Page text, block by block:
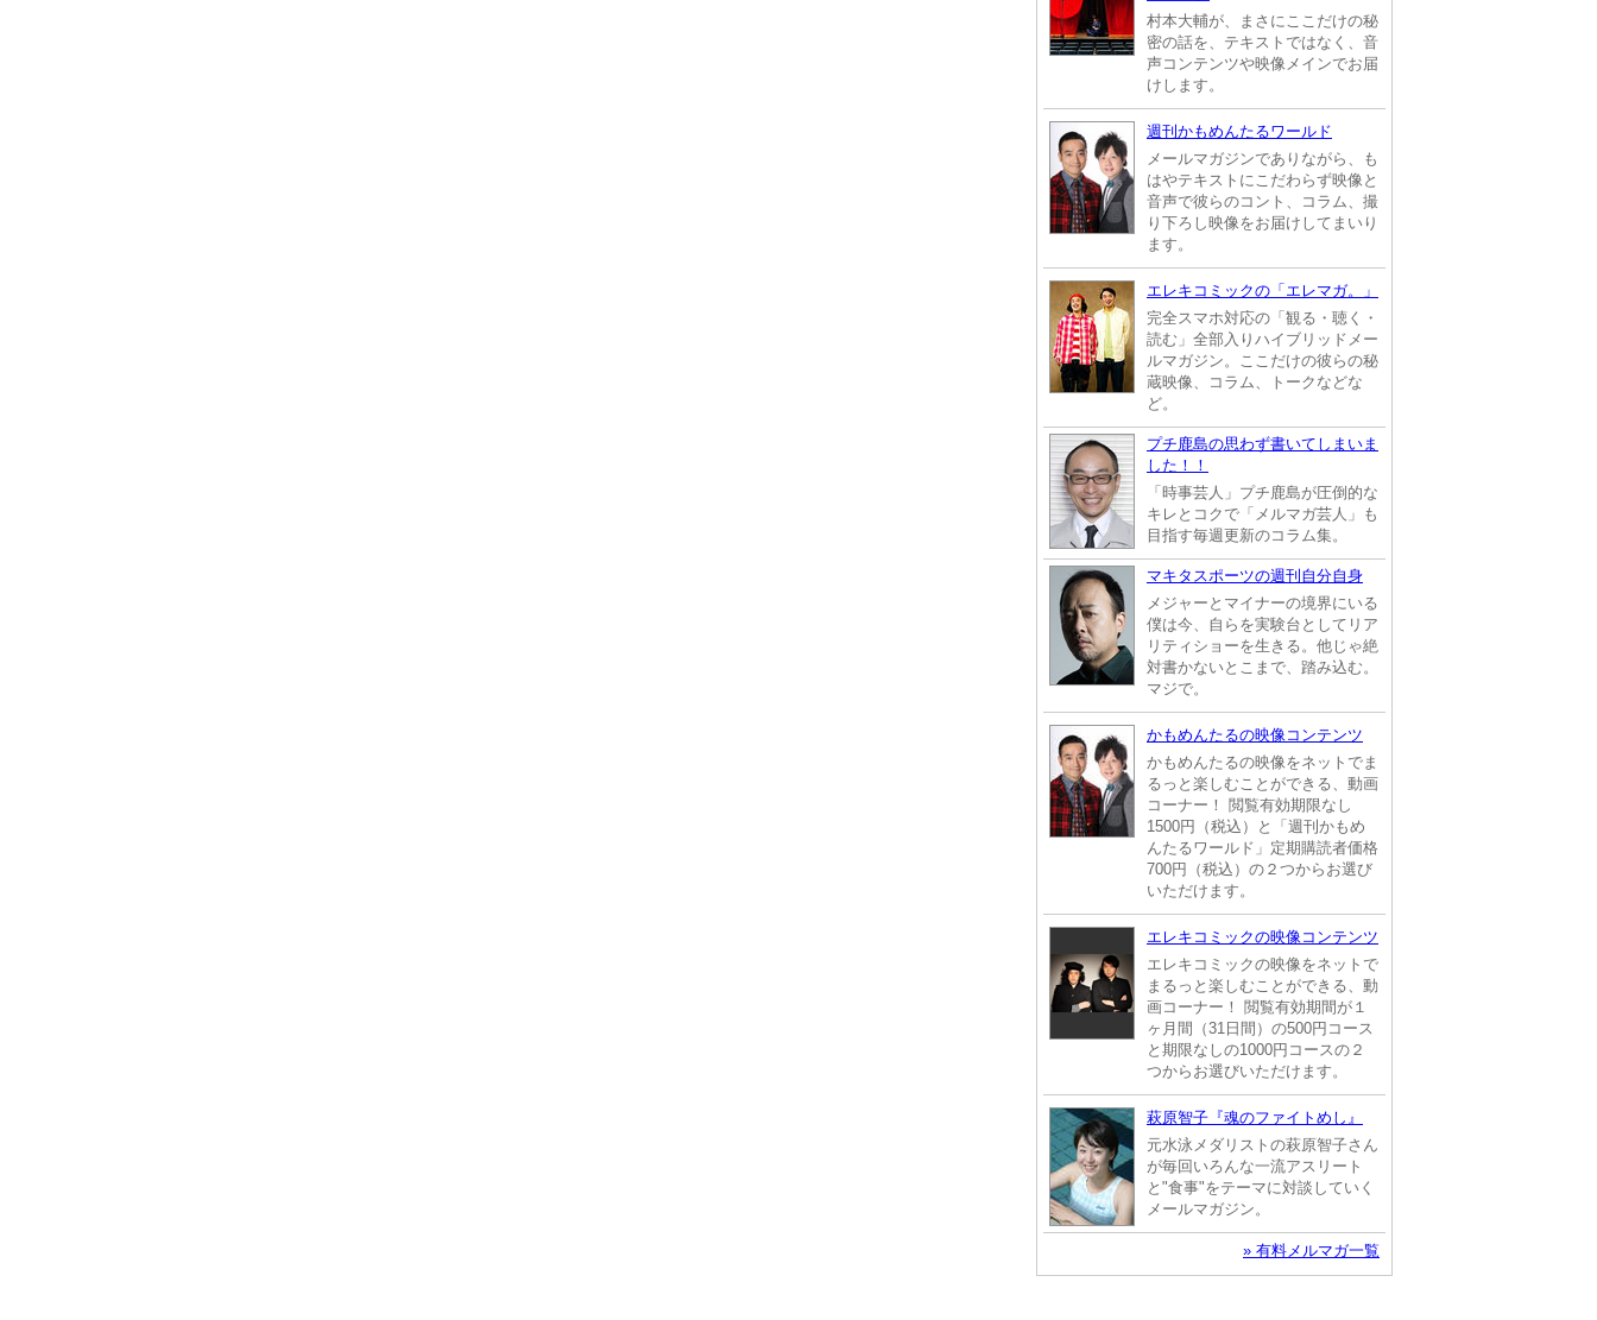
村本大輔が、まさにここだけの秘
密の話を、テキストではなく、音
声コンテンツや映像メインでお届
けします。
週刊かもめんたるワールド
メールマガジンでありながら、も
はやテキストにこだわらず映像と
音声で彼らのコント、コラム、撮
り下ろし映像をお届けしてまいり
ます。
エレキコミックの「エレマガ。」
完全スマホ対応の「観る・聴く・
読む」全部入りハイブリッドメー
ルマガジン。ここだけの彼らの秘
蔵映像、コラム、トークなどな
ど。
プチ鹿島の思わず書いてしまいま
した！！
「時事芸人」プチ鹿島が圧倒的な
キレとコクで「メルマガ芸人」も
目指す毎週更新のコラム集。
マキタスポーツの週刊自分自身
メジャーとマイナーの境界にいる
僕は今、自らを実験台としてリア
リティショーを生きる。他じゃ絶
対書かないとこまで、踏み込む。
マジで。
かもめんたるの映像コンテンツ
かもめんたるの映像をネットでま
るっと楽しむことができる、動画
コーナー！ 閲覧有効期限なし
1500円（税込）と「週刊かもめ
んたるワールド」定期購読者価格
700円（税込）の２つからお選び
いただけます。
エレキコミックの映像コンテンツ
エレキコミックの映像をネットで
まるっと楽しむことができる、動
画コーナー！ 閲覧有効期間が１
ヶ月間（31日間）の500円コース
と期限なしの1000円コースの２
つからお選びいただけます。
萩原智子『魂のファイトめし』
元水泳メダリストの萩原智子さん
が毎回いろんな一流アスリート
と"食事"をテーマに対談していく
メールマガジン。
» 有料メルマガ一覧